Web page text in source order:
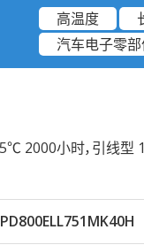
高温度
汽车电子零部
2000小时，引线型